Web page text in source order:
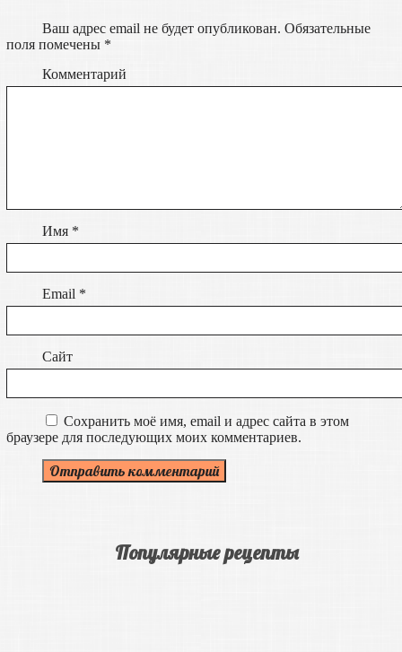
Ваш адрес email не будет опубликован. Обязательные
поля помечены *
Комментарий
Имя *
Email *
Сайт
Сохранить моё имя, email и адрес сайта в этом
браузере для последующих моих комментариев.
Популярные рецепты